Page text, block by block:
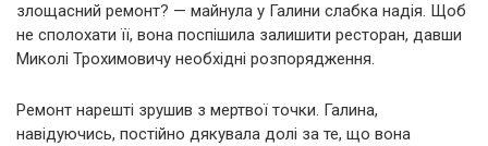
злощасний ремонт? — майнула у Галини слабка надія. Щоб
не сполохати її, вона поспішила залишити ресторан, давши
Миколі Трохимовичу необхідні розпорядження.
Ремонт нарешті зрушив з мертвої точки. Галина,
навідуючись, постійно дякувала долі за те, що вона